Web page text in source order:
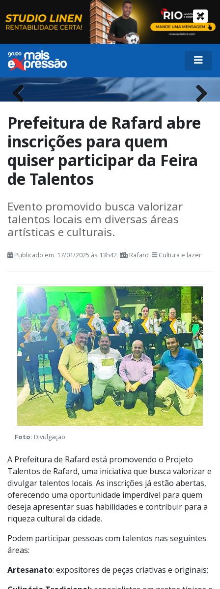
Previous Next
Prefeitura de Rafard abre
inscrições para quem
quiser participar da Feira
de Talentos
Evento promovido busca valorizar
talentos locais em diversas áreas
artísticas e culturais.
Publicado em 17/01/2025 às 13h42
Divulgação
A Prefeitura de Rafard está promovendo o Projeto
Talentos de Rafard, uma iniciativa que busca valorizar e
divulgar talentos locais. As inscrições já estão abertas,
oferecendo uma oportunidade imperdível para quem
deseja apresentar suas habilidades e contribuir para a
riqueza cultural da cidade.
Podem participar pessoas com talentos nas seguintes
áreas:
Artesanato: expositores de peças criativas e originais;